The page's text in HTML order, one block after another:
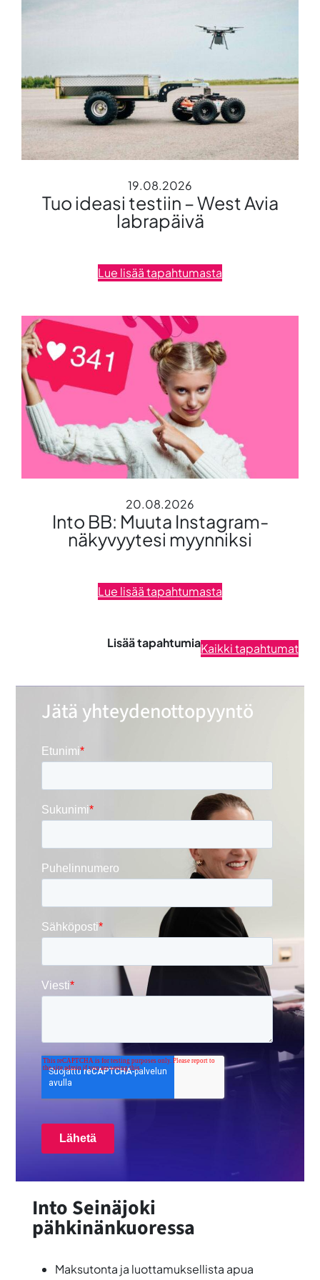
!
19.08.2026
Tuo ideasi testiin – West Avia
labrapäivä
Lue lisää tapahtumasta
20.08.2026
Into BB: Muuta Instagram-
näkyvyytesi myynniksi
Lue lisää tapahtumasta
Lisää tapahtumiaKaikki tapahtumat
Jätä yhteydenottopyyntö
Into Seinäjoki
pähkinänkuoressa
Maksutonta ja luottamuksellista apua